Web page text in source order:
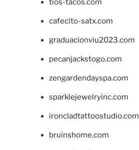
tios-tacos.com
cafecito-satx.com
graduacionviu2023.com
pecanjackstogo.com
zengardendayspa.com
sparklejewelryinc.com
ironcladtattoostudio.com
bruinshome.com